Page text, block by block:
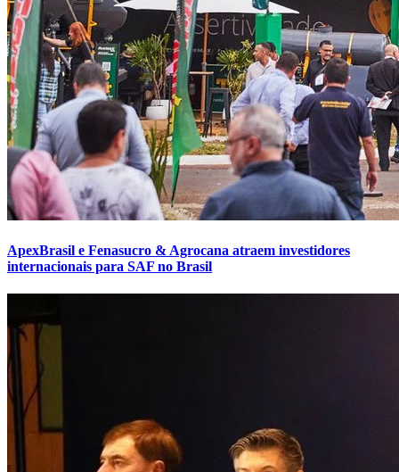
ApexBrasil e Fenasucro & Agrocana atraem investidores
internacionais para SAF no Brasil